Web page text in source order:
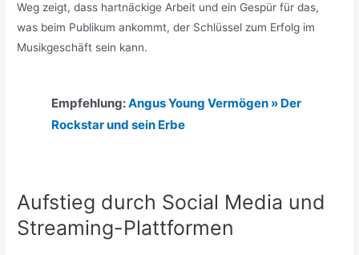
Weg zeigt, dass hartnäckige Arbeit und ein Gespür für das,
was beim Publikum ankommt, der Schlüssel zum Erfolg im
Musikgeschäft sein kann.
Empfehlung:Angus Young Vermögen » Der
Rockstar und sein Erbe
Aufstieg durch Social Media und
Streaming-Plattformen